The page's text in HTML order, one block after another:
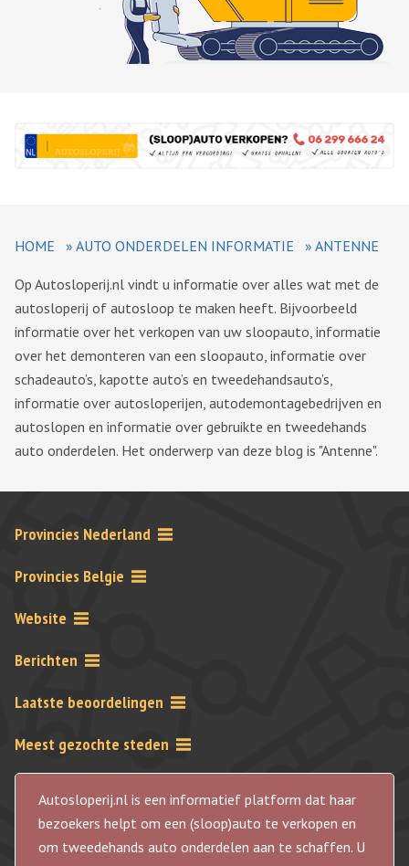
HOME » AUTO ONDERDELEN INFORMATIE » ANTENNE
Op Autosloperij.nl vindt u informatie over alles wat met de
autosloperij of autosloop te maken heeft. Bijvoorbeeld
informatie over het verkopen van uw sloopauto, informatie
over het demonteren van een sloopauto, informatie over
schadeauto’s, kapotte auto’s en tweedehandsauto’s,
informatie over autosloperijen, autodemontagebedrijven en
autoslopen en informatie over gebruikte en tweedehands
auto onderdelen. Het onderwerp van deze blog is "Antenne".
Provincies Nederland
Provincies Belgie
Website
Berichten
Laatste beoordelingen
Meest gezochte steden
Autosloperij.nl is een informatief platform dat haar
bezoekers helpt om een (sloop)auto te verkopen en
om tweedehands auto onderdelen aan te schaffen. U